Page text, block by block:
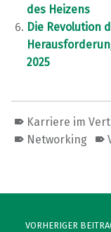
des Heizens
Die Revolution
2025
Karriere im
Networking
Post navigation
VORHERIGER